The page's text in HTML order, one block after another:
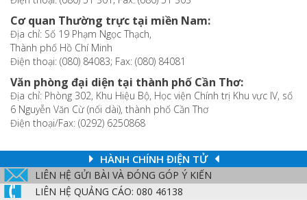
Cơ quan Thường trực tại miền Nam:
Địa chỉ: Số 19 Phạm Ngọc Thạch,
Thành phố Hồ Chí Minh
Điện thoại: (080) 84083; Fax: (080) 84081
Văn phòng đại diện tại thành phố Cần Thơ:
Địa chỉ: Phòng 302, Khu Hiệu Bộ, Học viện Chính trị Khu vực IV, số
6 Nguyễn Văn Cừ (nối dài), thành phố Cần Thơ
Điện thoại/Fax: (0292) 6250868
HÀNH CHÍNH ĐIỆN TỬ
LIÊN HỆ GỬI BÀI VÀ ĐÓNG GÓP Ý KIẾN
LIÊN HỆ QUẢNG CÁO: 080 46138